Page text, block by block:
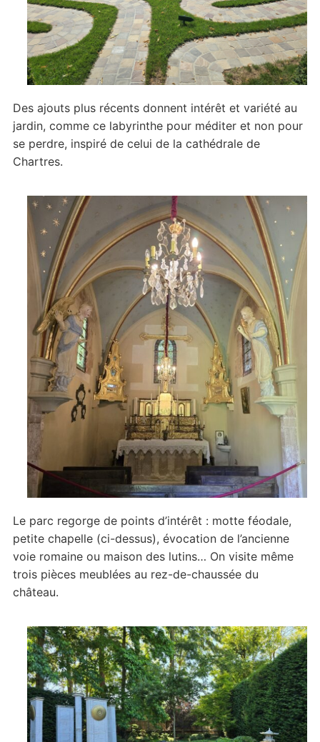
Des ajouts plus récents donnent intérêt et variété au
jardin, comme ce labyrinthe pour méditer et non pour
se perdre, inspiré de celui de la cathédrale de
Chartres.
Le parc regorge de points d’intérêt : motte féodale,
petite chapelle (ci-dessus), évocation de l’ancienne
voie romaine ou maison des lutins… On visite même
trois pièces meublées au rez-de-chaussée du
château.